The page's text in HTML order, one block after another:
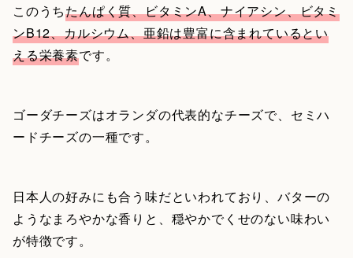
このうちたんぱく質、ビタミンA、ナイアシン、ビタミ
ンB12、カルシウム、亜鉛は豊富に含まれているとい
える栄養素です。
ゴーダチーズはオランダの代表的なチーズで、セミハ
ードチーズの一種です。
日本人の好みにも合う味だといわれており、バターの
ようなまろやかな香りと、穏やかでくせのない味わい
が特徴です。